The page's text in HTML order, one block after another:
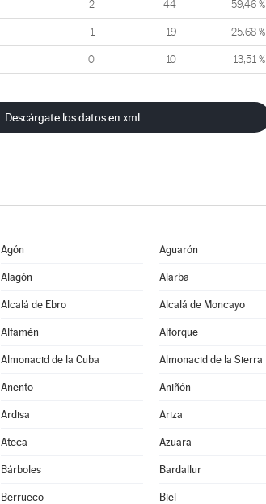
2 44 59,46 %
1 19 25,68 %
0 10 13,51 %
Descárgate los datos en xml
Agón Aguarón
Alagón Alarba
Alcalá de Ebro Alcalá de Moncayo
Alfamén Alforque
Almonacid de la Cuba Almonacid de la Sierra
Anento Aniñón
Ardisa Ariza
Ateca Azuara
Bárboles Bardallur
Berrueco Biel